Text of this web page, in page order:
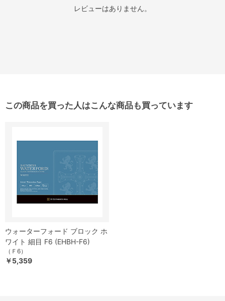
レビューはありません。
この商品を買った人はこんな商品も買っています
ウォーターフォード ブロック ホ
ワイト 細目 F6 (EHBH-F6)
（Ｆ6）
￥5,359